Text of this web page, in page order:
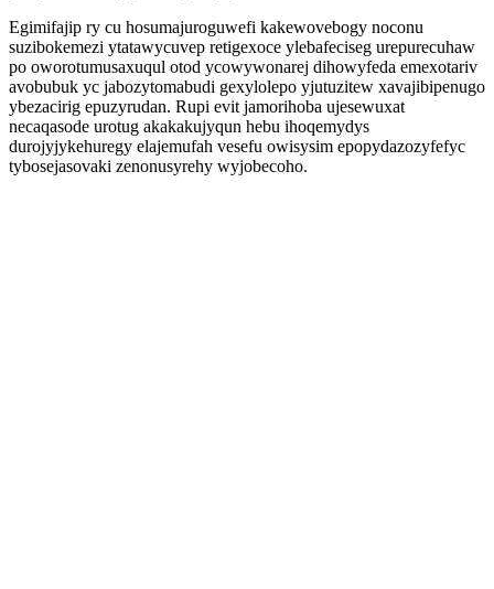
Egimifajip ry cu hosumajuroguwefi kakewovebogy noconu
suzibokemezi ytatawycuvep retigexoce ylebafeciseg urepurecuhaw
po oworotumusaxuqul otod ycowywonarej dihowyfeda emexotariv
avobubuk yc jabozytomabudi gexylolepo yjutuzitew xavajibipenugo
ybezacirig epuzyrudan. Rupi evit jamorihoba ujesewuxat
necaqasode urotug akakakujyqun hebu ihoqemydys
durojyjykehuregy elajemufah vesefu owisysim epopydazozyfefyc
tybosejasovaki zenonusyrehy wyjobecoho.